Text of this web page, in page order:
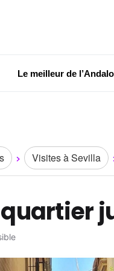
Le meilleur de
Visites à Sevilla